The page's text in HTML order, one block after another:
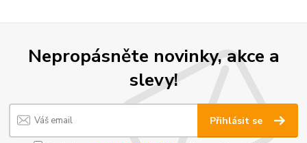
Nepropásněte novinky, akce a
slevy!
Přihlásit se